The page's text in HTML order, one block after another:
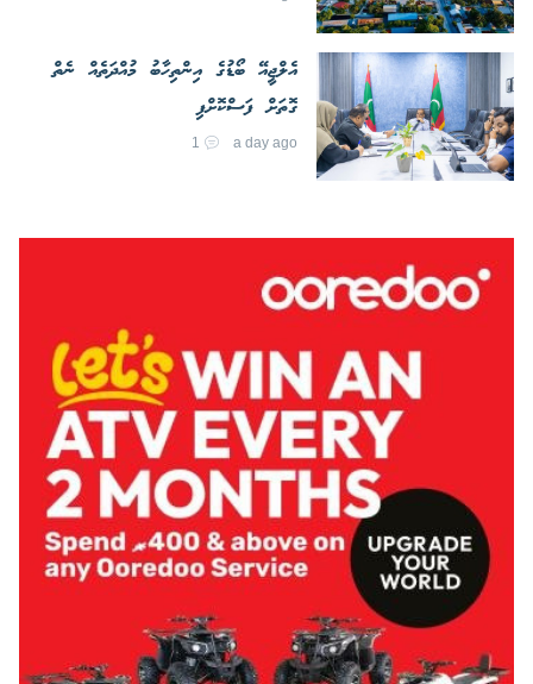
އެލްޖީއޭ ބޯޑުގެ އިންތިހާބު މުއްދަތެއް ނެތް
ގޮތަށް ފަސްކޮށްފި
a day ago
1